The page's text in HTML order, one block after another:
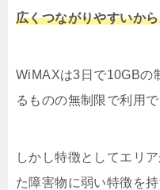
広くつながりやすいから
WiMAXは3日で10GBの
るものの無制限で利用
しかし特徴としてエリ
た障害物に弱い特徴を